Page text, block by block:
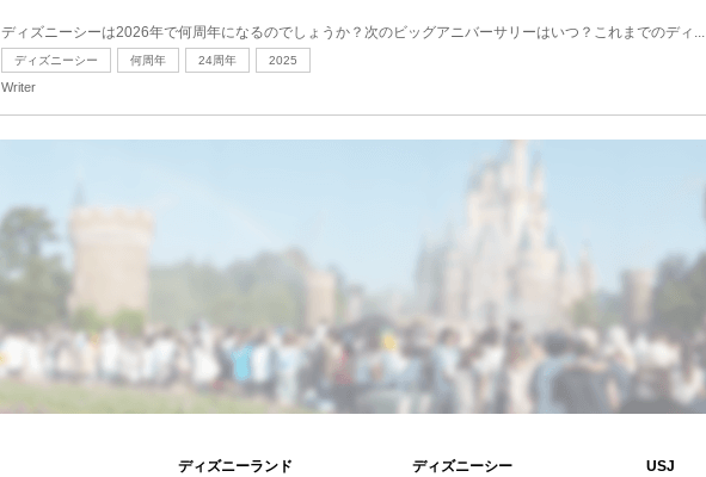
ディズニーシーは2026年で何周年になるのでしょうか？次のビッグアニバーサリーはいつ？これまでのディ...
ディズニーシー 何周年 24周年 2025
Writer
ディズニーランド ディズニーシー
USJ